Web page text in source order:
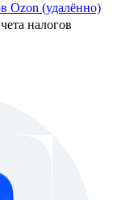
Ozon (удалённо)
налогов